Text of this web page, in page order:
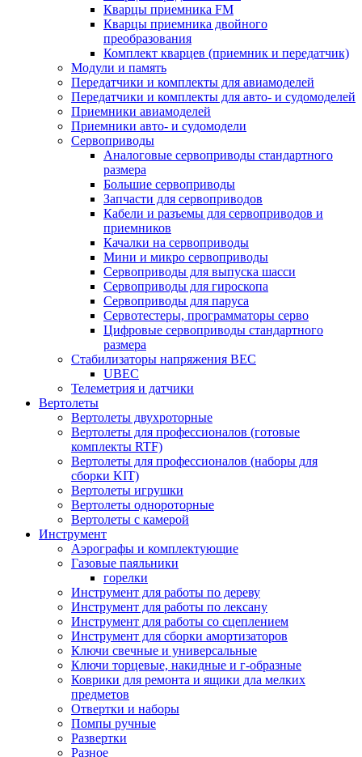
Кварцы приемника FM
Кварцы приемника двойного
преобразования
Комплект кварцев (приемник и передатчик)
Модули и память
Передатчики и комплекты для авиамоделей
Передатчики и комплекты для авто- и судомоделей
Приемники авиамоделей
Приемники авто- и судомодели
Сервоприводы
Аналоговые сервоприводы стандартного
размера
Большие сервоприводы
Запчасти для сервоприводов
Кабели и разъемы для сервоприводов и
приемников
Качалки на сервоприводы
Мини и микро сервоприводы
Сервоприводы для выпуска шасси
Сервоприводы для гироскопа
Сервоприводы для паруса
Сервотестеры, программаторы серво
Цифровые сервоприводы стандартного
размера
Стабилизаторы напряжения BEC
UBEC
Телеметрия и датчики
Вертолеты
Вертолеты двухроторные
Вертолеты для профессионалов (готовые
комплекты RTF)
Вертолеты для профессионалов (наборы для
сборки KIT)
Вертолеты игрушки
Вертолеты однороторные
Вертолеты с камерой
Инструмент
Аэрографы и комплектующие
Газовые паяльники
горелки
Инструмент для работы по дереву
Инструмент для работы по лексану
Инструмент для работы со сцеплением
Инструмент для сборки амортизаторов
Ключи свечные и универсальные
Ключи торцевые, накидные и г-образные
Коврики для ремонта и ящики дла мелких
предметов
Отвертки и наборы
Помпы ручные
Развертки
Разное